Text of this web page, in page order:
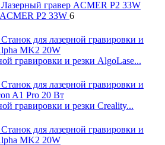
P2 33W 6
гравировки и резки AlgoLase...
гравировки и резки Creality...